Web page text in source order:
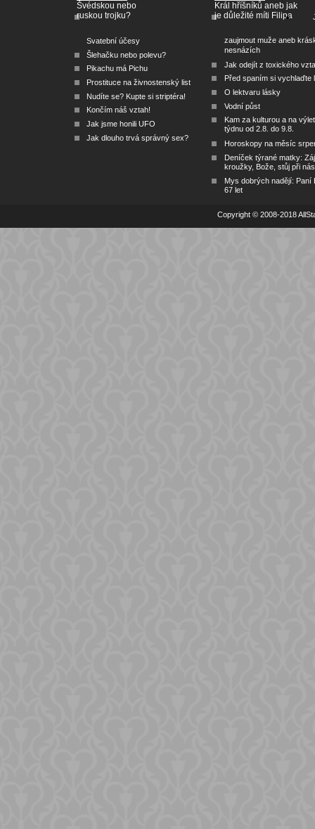
Švédskou nebo
ruskou trojku?
Svatební účesy
Šlehačku nebo polevu?
Pikachu má Pichu
Prostituce na živnostenský list
Nudíte se? Kupte si striptéra!
Končím náš vztah!
Jak jsme honili UFO
Jak dlouho trvá správný sex?
Král hříšníků aneb jak
je důležité míti Filipa
zaujmout muže aneb
nesnázích
Jak odejít z toxického
Před spaním si vychlaďte
O lektvaru lásky
Vodní půst
Kam za kulturou a na
týdnu od 2.8. do 9.8.
Horoskopy na měsíc
Deníček týrané matky:
kroužky, Bože, stůj při nás
Mys dobrých nadějí: Paní
67 let
Copyright © 2008-2018